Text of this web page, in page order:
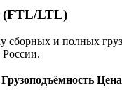
(FTL/LTL)
сборных и полных
России.
Грузоподъёмность